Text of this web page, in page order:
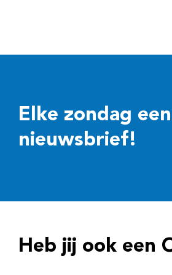
Elke zondag
nieuwsbrief!
Heb jij ook een